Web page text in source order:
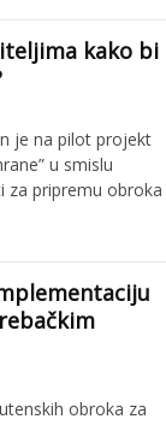
kako bi
je na pilot projekt
u smislu
za pripremu obroka
obroka za